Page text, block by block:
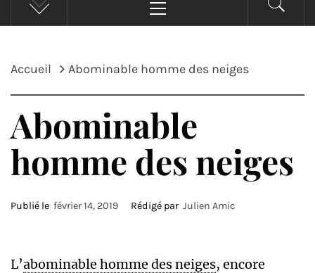
principal
Accueil Abominable homme des neiges
Abominable
homme des neiges
Publié le février 14, 2019 Rédigé par Julien Amic
L’abominable homme des neiges, encore